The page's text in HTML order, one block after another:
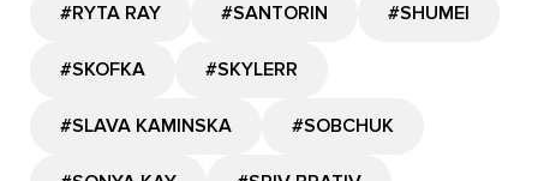
#RYTA RAY #SANTORIN #SHUMEI
#SKOFKA #SKYLERR
#SLAVA KAMINSKA #SOBCHUK